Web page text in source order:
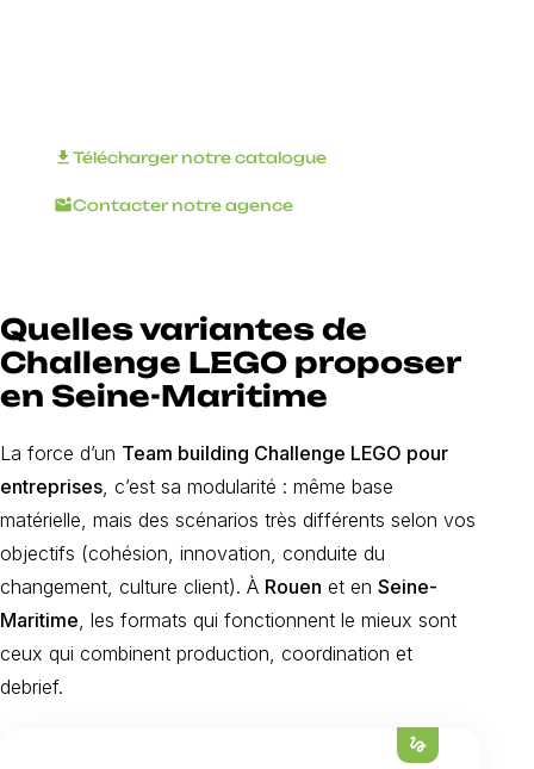
downloadTélécharger notre catalogue
mark_email_unreadContacter notre agence
Quelles variantes de
Challenge LEGO proposer
en Seine-Maritime
La force d’un Team building Challenge LEGO pour
entreprises , c’est sa modularité : même base
matérielle, mais des scénarios très différents selon vos
objectifs (cohésion, innovation, conduite du
changement, culture client). À Rouen et en Seine-
Maritime , les formats qui fonctionnent le mieux sont
ceux qui combinent production, coordination et
debrief.
gesture